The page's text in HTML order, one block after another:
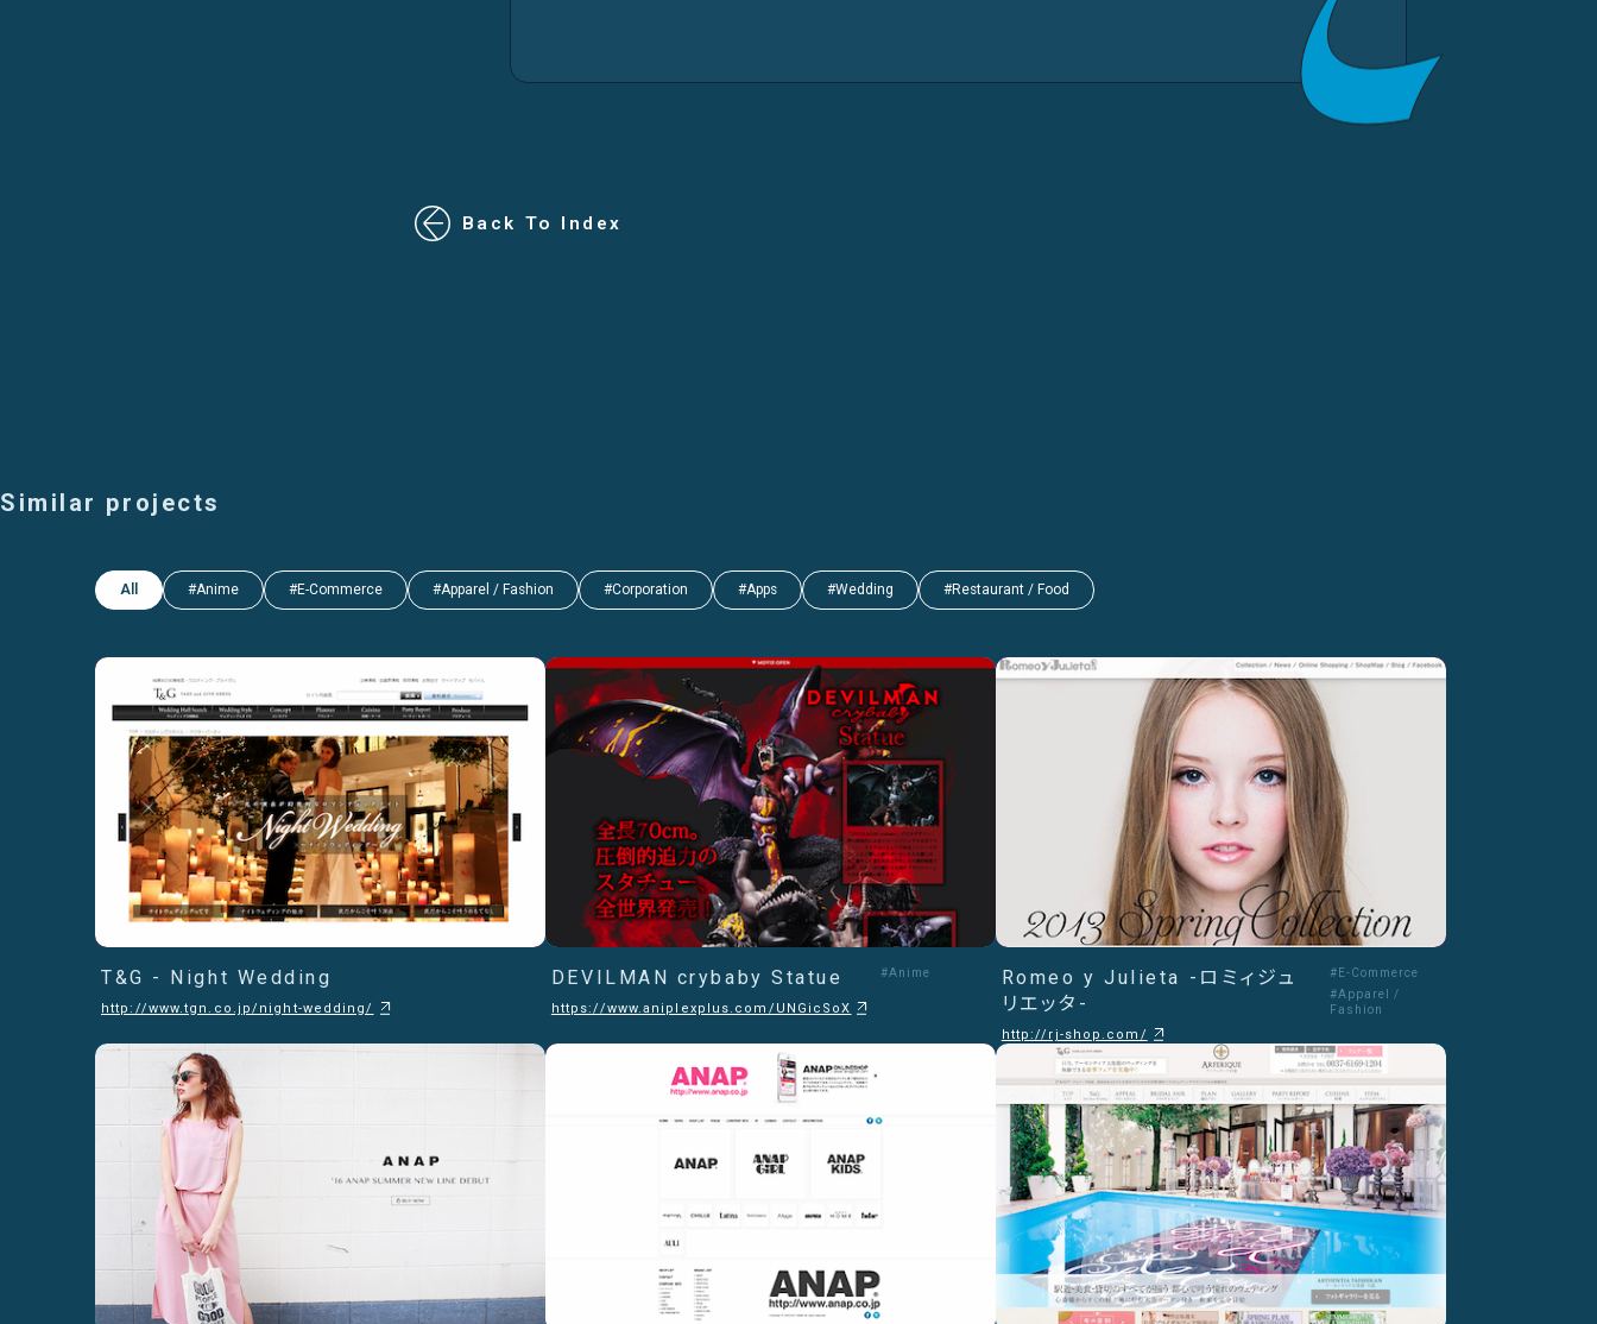
Back To Index
Similar projects
All #Anime #E-Commerce #Apparel / Fashion #Corporation #Apps #Wedding #Restaurant / Food
T&G - Night Wedding
http://www.tgn.co.jp/night-wedding/
DEVILMAN crybaby Statue
https://www.aniplexplus.com/UNGicSoX
#Anime
Romeo y Julieta -ロミィジュ
リエッタ-
http://rj-shop.com/
#E-Commerce
#Apparel /
Fashion